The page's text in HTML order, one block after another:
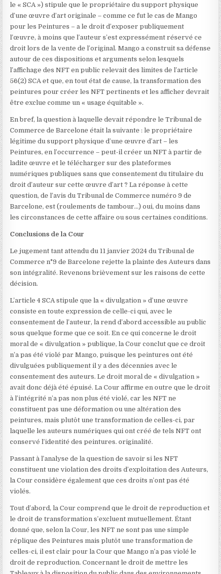
le « SCA ») stipule que le propriétaire du support physique
d’une œuvre d’art originale – comme ce fut le cas de Mango
pour les Peintures – a le droit d’exposer publiquement
l’œuvre, à moins que l’auteur s’est expressément réservé ce
droit lors de la vente de l’original. Mango a construit sa défense
autour de ces dispositions et arguments selon lesquels
l’affichage des NFT en public relevait des limites de l’article
56(2) SCA et que, en tout état de cause, la transformation des
peintures pour créer les NFT pertinents et les afficher devrait
être exclue comme un « usage équitable ».
En bref, la question à laquelle devait répondre le Tribunal de
Commerce de Barcelone était la suivante : le propriétaire
légitime du support physique d’une œuvre d’art – les
Peintures, en l’occurrence – peut-il créer un NFT à partir de
ladite œuvre et le télécharger sur des plateformes
numériques publiques sans que consentement du titulaire du
droit d’auteur sur cette œuvre d’art ? La réponse à cette
question, de l’avis du Tribunal de Commerce numéro 9 de
Barcelone, est (roulements de tambour…) oui, du moins dans
les circonstances de cette affaire ou sous certaines conditions.
Conclusions de la Cour
Le jugement tant attendu du 11 janvier 2024 du Tribunal de
Commerce n°9 de Barcelone rejette la plainte des Auteurs dans
son intégralité. Revenons brièvement sur les raisons de cette
décision.
L’article 4 SCA stipule que la « divulgation » d’une œuvre
consiste en toute expression de celle-ci qui, avec le
consentement de l’auteur, la rend d’abord accessible au public
sous quelque forme que ce soit. En ce qui concerne le droit
moral de « divulgation » publique, la Cour conclut que ce droit
n’a pas été violé par Mango, puisque les peintures ont été
divulguées publiquement il y a des décennies avec le
consentement des auteurs. Le droit moral de « divulgation »
avait donc déjà été épuisé. La Cour affirme en outre que le droit
à l’intégrité n’a pas non plus été violé, car les NFT ne
constituent pas une déformation ou une altération des
peintures, mais plutôt une transformation de celles-ci, par
laquelle les auteurs numériques qui ont créé de tels NFT ont
conservé l’identité des peintures. originalité.
Passant à l’analyse de la question de savoir si les NFT
constituent une violation des droits d’exploitation des Auteurs,
la Cour considère également que ces droits n’ont pas été
violés.
Tout d’abord, la Cour comprend que le droit de reproduction et
le droit de transformation s’excluent mutuellement. Étant
donné que, selon la Cour, les NFT ne sont pas une simple
réplique des Peintures mais plutôt une transformation de
celles-ci, il est clair pour la Cour que Mango n’a pas violé le
droit de reproduction. Concernant le droit de mettre les